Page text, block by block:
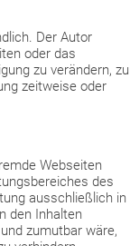
Der Autor
oder das
zu verändern, zu
zeitweise oder
Webseiten
des
ausschließlich in
den Inhalten
zumutbar wäre,